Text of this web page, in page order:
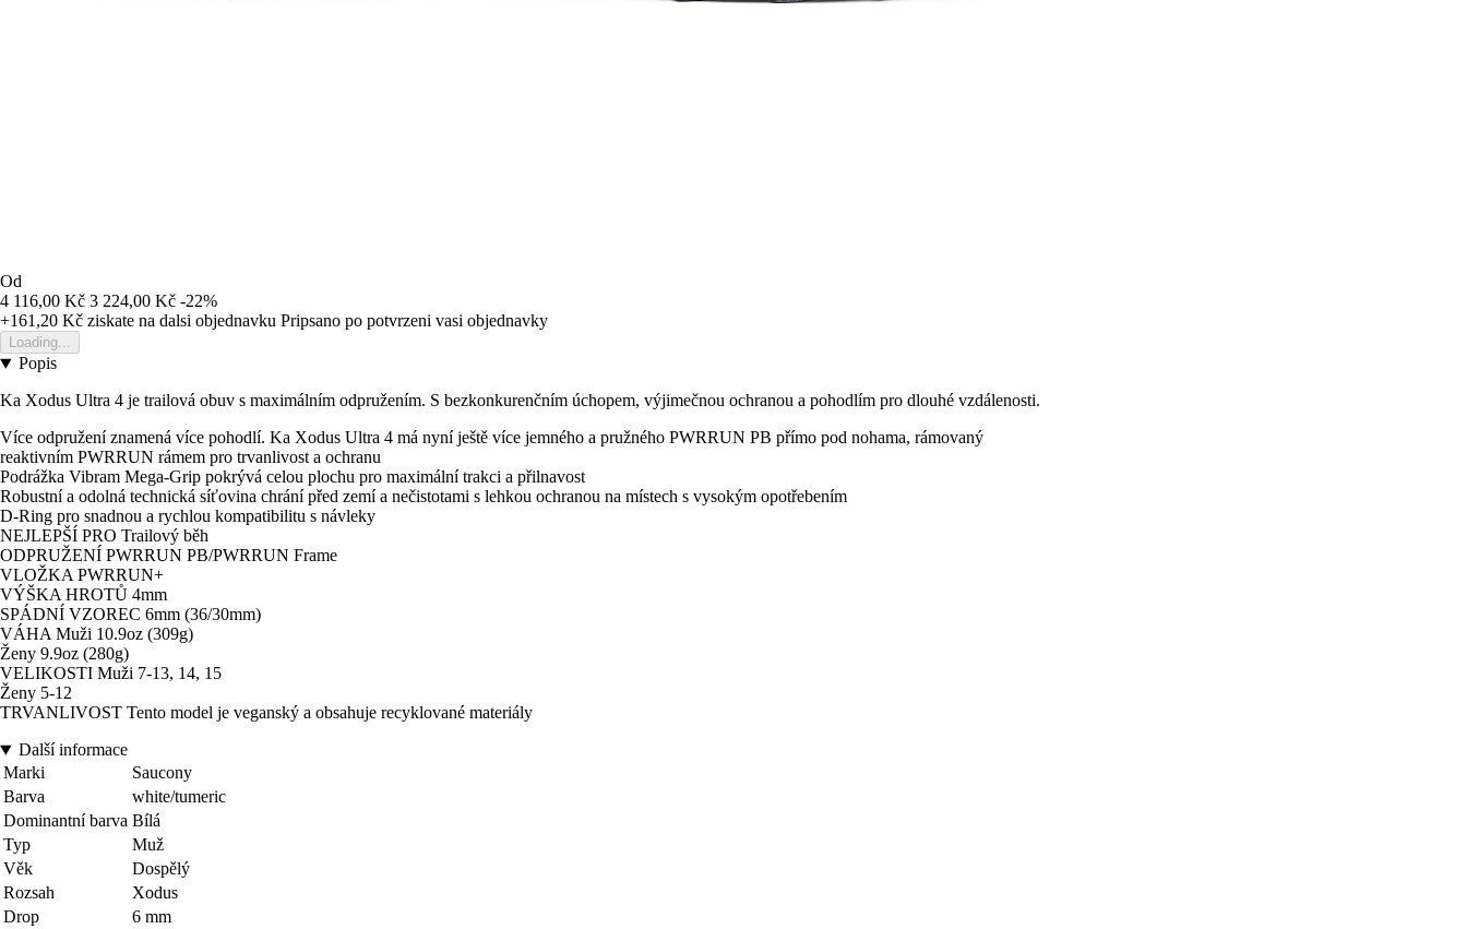
Od
4 116,00 Kč 3 224,00 Kč -22%
+161,20 Kč ziskate na dalsi objednavku Pripsano po potvrzeni vasi objednavky
Loading...
Popis
Ka Xodus Ultra 4 je trailová obuv s maximálním odpružením. S bezkonkurenčním úchopem, výjimečnou ochranou a pohodlím pro dlouhé vzdálenosti.
Více odpružení znamená více pohodlí. Ka Xodus Ultra 4 má nyní ještě více jemného a pružného PWRRUN PB přímo pod nohama, rámovaný
reaktivním PWRRUN rámem pro trvanlivost a ochranu
Podrážka Vibram Mega-Grip pokrývá celou plochu pro maximální trakci a přilnavost
Robustní a odolná technická síťovina chrání před zemí a nečistotami s lehkou ochranou na místech s vysokým opotřebením
D-Ring pro snadnou a rychlou kompatibilitu s návleky
NEJLEPŠÍ PRO Trailový běh
ODPRUŽENÍ PWRRUN PB/PWRRUN Frame
VLOŽKA PWRRUN+
VÝŠKA HROTŮ 4mm
SPÁDNÍ VZOREC 6mm (36/30mm)
VÁHA Muži 10.9oz (309g)
Ženy 9.9oz (280g)
VELIKOSTI Muži 7-13, 14, 15
Ženy 5-12
TRVANLIVOST Tento model je veganský a obsahuje recyklované materiály
Další informace
Marki
Saucony
Barva
white/tumeric
Dominantní barva Bílá
Typ
Muž
Věk
Dospělý
Rozsah
Xodus
Drop
6 mm